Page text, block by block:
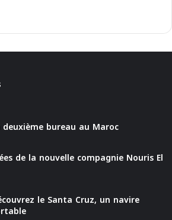
bureau au Maroc
de la nouvelle compagnie Nouris El
le Santa Cruz, un navire